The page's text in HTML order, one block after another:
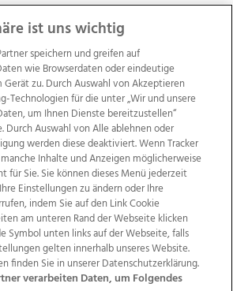
Mediadaten Kontakt
Jobs
Impressum
AGB Anzeigekunden
Ehrenkodex Politische Werbung
ist uns wichtig
speichern und greifen auf
wie Browserdaten oder eindeutige
Gerät zu. Durch Auswahl von Akzeptieren
Technologien für die unter „Wir und unsere
um Ihnen Dienste bereitzustellen“
Durch Auswahl von Alle ablehnen oder
werden diese deaktiviert. Wenn Tracker
Inhalte und Anzeigen möglicherweise
für Sie. Sie können dieses Menü jederzeit
Einstellungen zu ändern oder Ihre
indem Sie auf den Link Cookie
am unteren Rand der Webseite klicken
Symbol unten links auf der Webseite, falls
gelten innerhalb unseres Website.
finden Sie in unserer Datenschutzerklärung.
verarbeiten Daten, um Folgendes